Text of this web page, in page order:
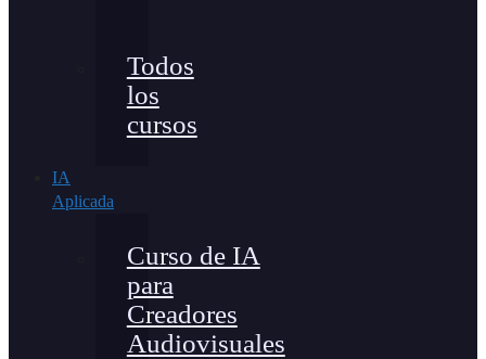
Todos
los
cursos
IA
Aplicada
Curso de IA
para
Creadores
Audiovisuales